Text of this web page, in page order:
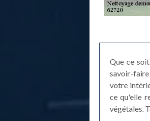
Que ce
savoir-
votre
ce qu'elle
végétales.